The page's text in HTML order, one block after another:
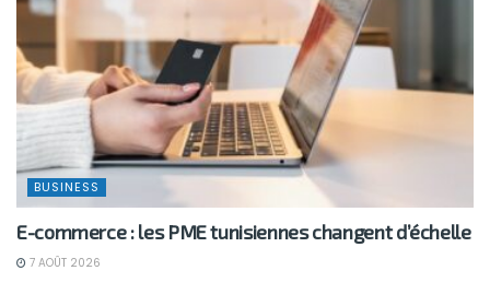
BUSINESS
E-commerce : les PME tunisiennes changent d’échelle
7 AOÛT 2026